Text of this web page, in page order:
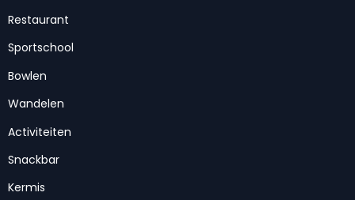
Restaurant
Sportschool
Bowlen
Wandelen
Activiteiten
Snackbar
Kermis